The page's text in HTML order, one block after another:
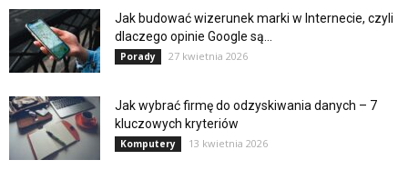
Jak budować wizerunek marki w Internecie, czyli
dlaczego opinie Google są...
Porady 27 kwietnia 2026
Jak wybrać firmę do odzyskiwania danych – 7
kluczowych kryteriów
Komputery 13 kwietnia 2026